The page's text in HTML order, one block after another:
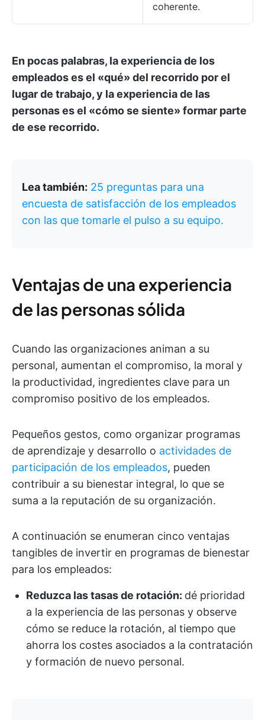
coherente.
En pocas palabras, la experiencia de los
empleados es el «qué» del recorrido por el
lugar de trabajo, y la experiencia de las
personas es el «cómo se siente» formar parte
de ese recorrido.
Lea también: 25 preguntas para una
encuesta de satisfacción de los empleados
con las que tomarle el pulso a su equipo.
Ventajas de una experiencia
de las personas sólida
Cuando las organizaciones animan a su
personal, aumentan el compromiso, la moral y
la productividad, ingredientes clave para un
compromiso positivo de los empleados.
Pequeños gestos, como organizar programas
de aprendizaje y desarrollo o actividades de
participación de los empleados, pueden
contribuir a su bienestar integral, lo que se
suma a la reputación de su organización.
A continuación se enumeran cinco ventajas
tangibles de invertir en programas de bienestar
para los empleados:
Reduzca las tasas de rotación: dé prioridad
a la experiencia de las personas y observe
cómo se reduce la rotación, al tiempo que
ahorra los costes asociados a la contratación
y formación de nuevo personal.